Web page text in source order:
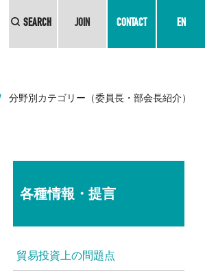
SEARCH JOIN CONTACT EN
分野別カテゴリー（委員長・部会長紹介）
各種情報・提言
貿易投資上の問題点